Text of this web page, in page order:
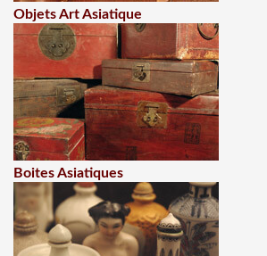
Objets Art Asiatique
Boites Asiatiques